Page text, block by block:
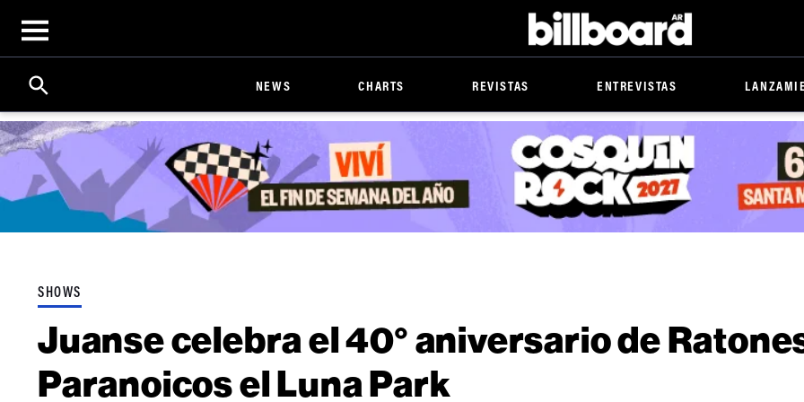
Open
menu
Billboard
Search
Click
Expand
Search
Input
NEWS CHARTS REVISTAS ENTREVISTAS
SHOWS
Juanse celebra el 40° aniversario de
Paranoicos el Luna Park